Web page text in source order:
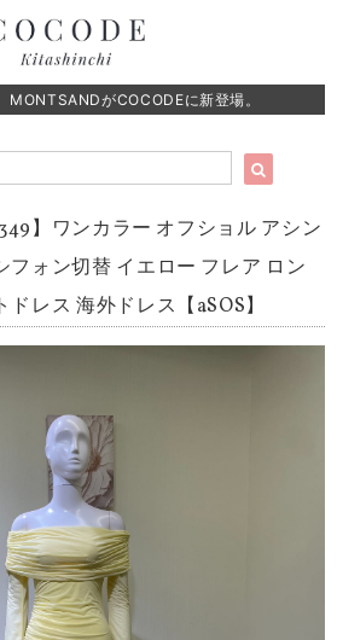
MONTSANDがCOCODEに新登場。
】ワンカラー オフショル アシン
フォン切替 イエロー フレア ロン
レス 海外ドレス【aSOS】